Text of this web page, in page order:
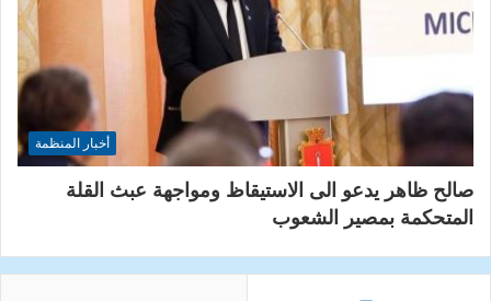
أخبار المنظمة
صالح ظاهر يدعو الى الاستيقاظ ومواجهة عبث القلة
المتحكمة بمصير الشعوب